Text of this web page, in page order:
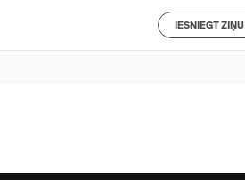
IESNIEGT ZIŅU